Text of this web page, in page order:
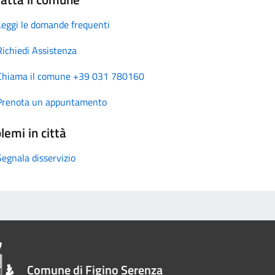
le domande frequenti
Assistenza
il comune +39 031 780160
un appuntamento
in città
disservizio
Comune di Figino Serenza